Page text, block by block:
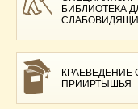
БИБЛИОТЕКА
КРАЕВЕДЕНИЕ
ПРИИРТЫШЬЯ